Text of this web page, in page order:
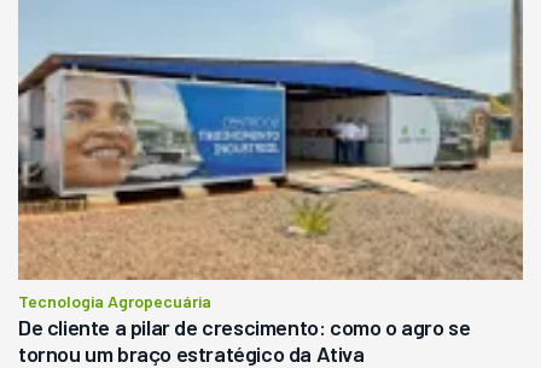
Tecnologia Agropecuária
De cliente a pilar de crescimento: como o agro se
tornou um braço estratégico da Ativa